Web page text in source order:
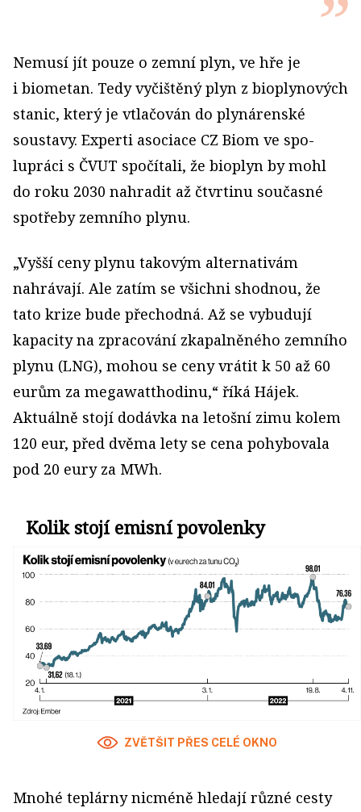
Nemusí jít pouze o zemní plyn, ve hře je
i biometan. Tedy vyčištěný plyn z bioplynových
stanic, který je vtlačován do plynárenské
soustavy. Experti asociace CZ Biom ve spo­
lupráci s ČVUT spočítali, že bioplyn by mohl
do roku 2030 nahradit až čtvrtinu současné
spotřeby zemního plynu.
„Vyšší ceny plynu takovým alternativám
nahrávají. Ale zatím se všichni shodnou, že
tato krize bude přechodná. Až se vybudují
kapacity na zpracování zkapalněného zemního
plynu (LNG), mohou se ceny vrátit k 50 až 60
eurům za megawatthodinu,“ říká Hájek.
Aktuálně stojí dodávka na letošní zimu kolem
120 eur, před dvěma lety se cena pohybovala
pod 20 eury za MWh.
Kolik stojí emisní povolenky
ZVĚTŠIT PŘES CELÉ OKNO
Mnohé teplárny nicméně hledají různé cesty